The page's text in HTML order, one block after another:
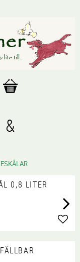
Kundvagn
0,8 LITER